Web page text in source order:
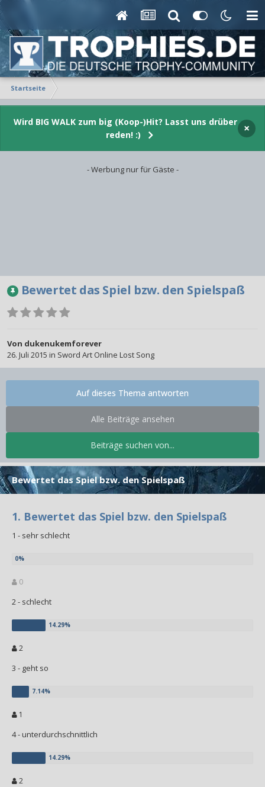
Startseite
Wird BIG WALK zum big (Koop-)Hit? Lasst uns drüber
reden! :)
×
- Werbung nur für Gäste -
Bewertet das Spiel bzw. den Spielspaß
Von dukenukemforever
26. Juli 2015 in Sword Art Online Lost Song
Beiträge suchen von...
Alle Beiträge ansehen
Auf dieses Thema antworten
Bewertet das Spiel bzw. den Spielspaß
1. Bewertet das Spiel bzw. den Spielspaß
1 - sehr schlecht
0
2 - schlecht
2
3 - geht so
1
4 - unterdurchschnittlich
2